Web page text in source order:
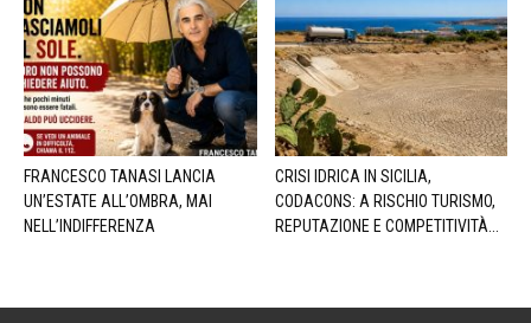
FRANCESCO TANASI LANCIA
UN’ESTATE ALL’OMBRA, MAI
NELL’INDIFFERENZA
CRISI IDRICA IN SICILIA,
CODACONS: A RISCHIO TURISMO,
REPUTAZIONE E COMPETITIVITÀ...